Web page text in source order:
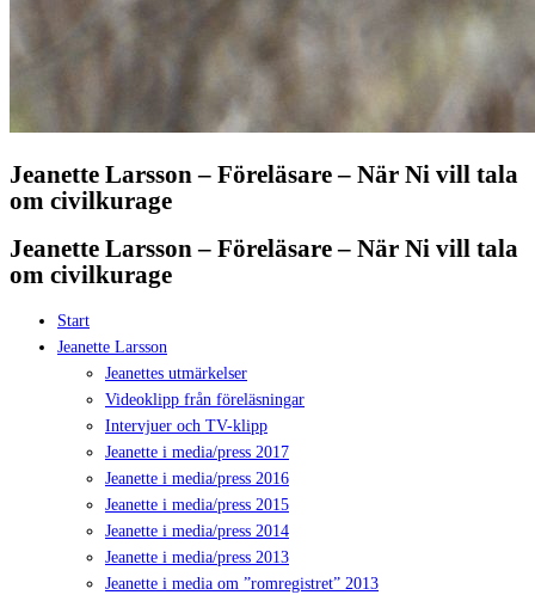
Jeanette Larsson – Föreläsare – När Ni vill tala
om civilkurage
Jeanette Larsson – Föreläsare – När Ni vill tala
om civilkurage
Start
Jeanette Larsson
Jeanettes utmärkelser
Videoklipp från föreläsningar
Intervjuer och TV-klipp
Jeanette i media/press 2017
Jeanette i media/press 2016
Jeanette i media/press 2015
Jeanette i media/press 2014
Jeanette i media/press 2013
Jeanette i media om ”romregistret” 2013